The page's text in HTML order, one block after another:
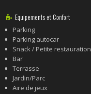
Equipements et Confort
Parking
Parking autocar
Snack / Petite restauration
Bar
Terrasse
Jardin/Parc
Aire de jeux